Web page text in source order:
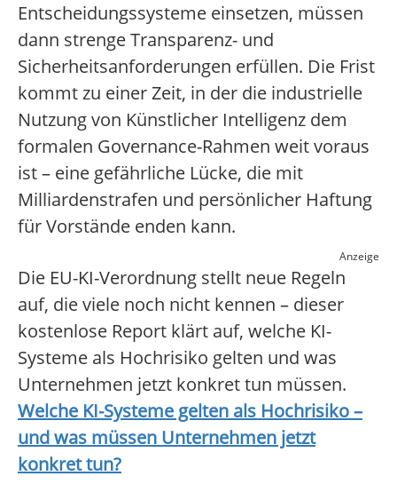
Entscheidungssysteme einsetzen, müssen
dann strenge Transparenz- und
Sicherheitsanforderungen erfüllen. Die Frist
kommt zu einer Zeit, in der die industrielle
Nutzung von Künstlicher Intelligenz dem
formalen Governance-Rahmen weit voraus
ist – eine gefährliche Lücke, die mit
Milliardenstrafen und persönlicher Haftung
für Vorstände enden kann.
Anzeige
Die EU-KI-Verordnung stellt neue Regeln
auf, die viele noch nicht kennen – dieser
kostenlose Report klärt auf, welche KI-
Systeme als Hochrisiko gelten und was
Unternehmen jetzt konkret tun müssen.
Welche KI-Systeme gelten als Hochrisiko –
und was müssen Unternehmen jetzt
konkret tun?